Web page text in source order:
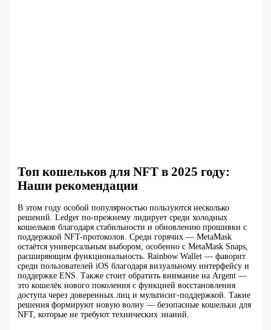
Топ кошельков для NFT в 2025 году:
Наши рекомендации
В этом году особой популярностью пользуются несколько
решений. Ledger по-прежнему лидирует среди холодных
кошельков благодаря стабильности и обновлению прошивки с
поддержкой NFT-протоколов. Среди горячих — MetaMask
остаётся универсальным выбором, особенно с MetaMask Snaps,
расширяющим функциональность. Rainbow Wallet — фаворит
среди пользователей iOS благодаря визуальному интерфейсу и
поддержке ENS. Также стоит обратить внимание на Argent —
это кошелёк нового поколения с функцией восстановления
доступа через доверенных лиц и мультисиг-поддержкой. Такие
решения формируют новую волну — безопасные кошельки для
NFT, которые не требуют технических знаний.